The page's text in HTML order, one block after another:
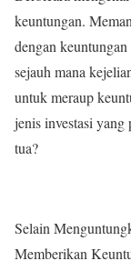
keuntungan.
dengan
sejauh mana
untuk meraup
jenis investasi
tua?
Selain
Memberikan